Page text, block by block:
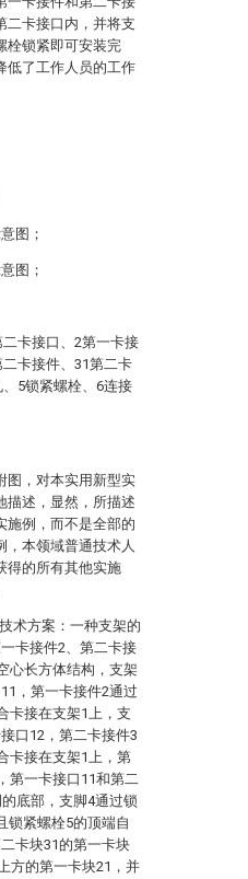
二卡接口内，并将支
栓锁紧即可安装完
低了工作人员的工作
图；
图；
卡接口、2第一卡接
卡接件、31第二卡
5锁紧螺栓、6连接
图，对本实用新型实
描述，显然，所描述
施例，而不是全部的
，本领域普通技术人
得的所有其他实施
术方案：一种支架的
卡接件2、第二卡接
心长方体结构，支架
，第一卡接件2通过
卡接在支架1上，支
口12，第二卡接件3
卡接在支架1上，第
第一卡接口11和第二
底部，支脚4通过锁
锁紧螺栓5的顶端自
卡块31的第一卡块
方的第一卡块21，并